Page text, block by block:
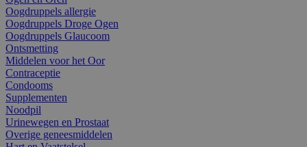
Oogdruppels allergie
Oogdruppels Droge Ogen
Oogdruppels Glaucoom
Ontsmetting
Middelen voor het Oor
Contraceptie
Condooms
Supplementen
Noodpil
Urinewegen en Prostaat
Overige geneesmiddelen